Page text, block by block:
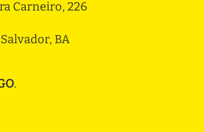
Carneiro, 226
BA
.